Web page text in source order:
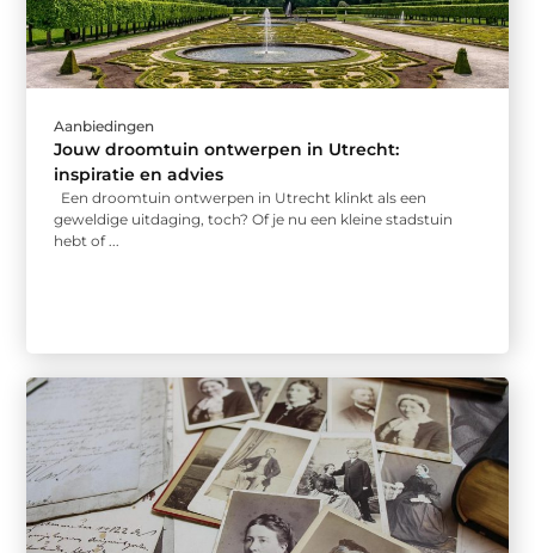
Aanbiedingen
Jouw droomtuin ontwerpen in Utrecht:
inspiratie en advies
Een droomtuin ontwerpen in Utrecht klinkt als een
geweldige uitdaging, toch? Of je nu een kleine stadstuin
hebt of ...